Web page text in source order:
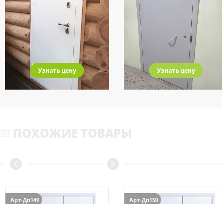
Узнать цену Узнать цену
Арт-Дп149 Арт-Дп150